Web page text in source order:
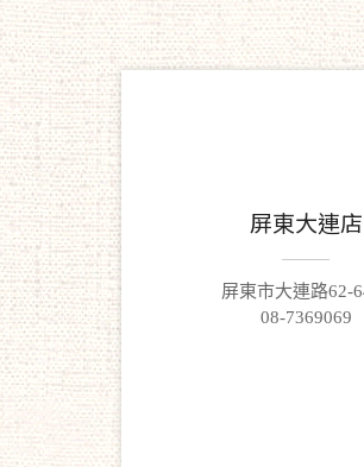
屏東大連店
屏東市大連路62-
08-7369069